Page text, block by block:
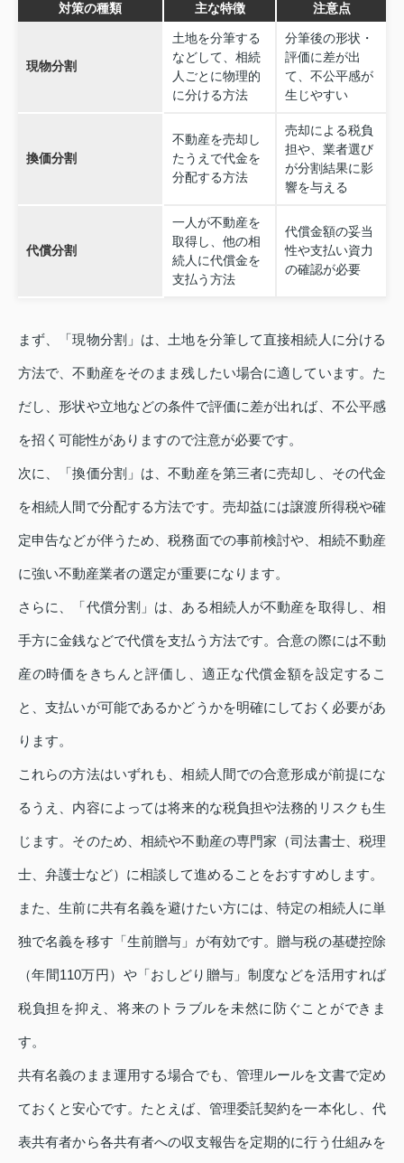
対策の種類 主な特徴 注意点
現物分割
土地を分筆する
などして、相続
人ごとに物理的
に分ける方法
分筆後の形状・
評価に差が出
て、不公平感が
生じやすい
換価分割
不動産を売却し
たうえで代金を
分配する方法
売却による税負
担や、業者選び
が分割結果に影
響を与える
代償分割
一人が不動産を
取得し、他の相
続人に代償金を
支払う方法
代償金額の妥当
性や支払い資力
の確認が必要
まず、「現物分割」は、土地を分筆して直接相続人に分ける
方法で、不動産をそのまま残したい場合に適しています。た
だし、形状や立地などの条件で評価に差が出れば、不公平感
を招く可能性がありますので注意が必要です。
次に、「換価分割」は、不動産を第三者に売却し、その代金
を相続人間で分配する方法です。売却益には譲渡所得税や確
定申告などが伴うため、税務面での事前検討や、相続不動産
に強い不動産業者の選定が重要になります。
さらに、「代償分割」は、ある相続人が不動産を取得し、相
手方に金銭などで代償を支払う方法です。合意の際には不動
産の時価をきちんと評価し、適正な代償金額を設定するこ
と、支払いが可能であるかどうかを明確にしておく必要があ
ります。
これらの方法はいずれも、相続人間での合意形成が前提にな
るうえ、内容によっては将来的な税負担や法務的リスクも生
じます。そのため、相続や不動産の専門家（司法書士、税理
士、弁護士など）に相談して進めることをおすすめします。
また、生前に共有名義を避けたい方には、特定の相続人に単
独で名義を移す「生前贈与」が有効です。贈与税の基礎控除
（年間110万円）や「おしどり贈与」制度などを活用すれば
税負担を抑え、将来のトラブルを未然に防ぐことができま
す。
共有名義のまま運用する場合でも、管理ルールを文書で定め
ておくと安心です。たとえば、管理委託契約を一本化し、代
表共有者から各共有者への収支報告を定期的に行う仕組みを